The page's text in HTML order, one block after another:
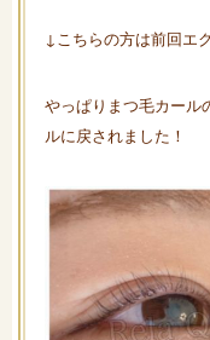
↓こちらの方は前回エ
やっぱりまつ毛カール
ルに戻されました！